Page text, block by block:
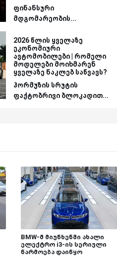
ფინანსური
მდგომარეობის...
2026 წლის ყველაზე
ეკონომიური
ავტომობილები | რომელი
მოდელები მოიხმარენ
ყველაზე ნაკლებ საწვავს?
ჰორმუზის სრუტის
ფაქტობრივი ბლოკადით...
BMW-მ მიუნხენში ახალი
ელექტრო i3-ის სერიული
წარმოება დაიწყო